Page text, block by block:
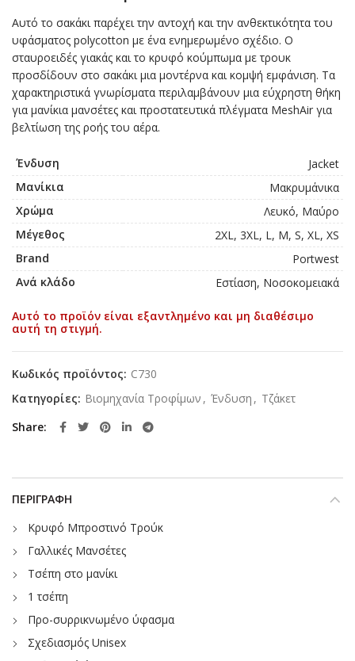
Αυτό το σακάκι παρέχει την αντοχή και την ανθεκτικότητα του
υφάσματος polycotton με ένα ενημερωμένο σχέδιο. Ο
σταυροειδές γιακάς και το κρυφό κούμπωμα με τρουκ
προσδίδουν στο σακάκι μια μοντέρνα και κομψή εμφάνιση. Τα
χαρακτηριστικά γνωρίσματα περιλαμβάνουν μια εύχρηστη θήκη
για μανίκια μανσέτες και προστατευτικά πλέγματα MeshAir για
βελτίωση της ροής του αέρα.
Ένδυση
Jacket
Μανίκια
Μακρυμάνικα
Χρώμα
Λευκό, Μαύρο
Μέγεθος
2XL, 3XL, L, M, S, XL, XS
Brand
Portwest
Ανά κλάδο
Εστίαση, Νοσοκομειακά
Αυτό το προϊόν είναι εξαντλημένο και μη διαθέσιμο
αυτή τη στιγμή.
Κωδικός προϊόντος: C730
Κατηγορίες: Βιομηχανία Τροφίμων , Ένδυση , Τζάκετ
Share
ΠΕΡΙΓΡΑΦΉ
Κρυφό Μπροστινό Τρούκ
Γαλλικές Μανσέτες
Τσέπη στο μανίκι
1 τσέπη
Προ-συρρικνωμένο ύφασμα
Σχεδιασμός Unisex